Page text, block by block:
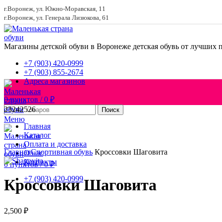
г.Воронеж, ул. Южно-Моравская, 11
г.Воронеж, ул. Генерала Лизюкова, 61
Магазины детской обуви в Воронеже детская обувь от лучших
+7 (903) 420-0999
+7 (903) 855-2674
Адреса магазинов
0пунктов / 0 ₽
Поиск
Меню
0пунктов / 0₽
Главная
Каталог
Оплата и доставка
О нас
Контакты
+7 (903) 420-0999
23242526
Увеличить
ГлавнаяСпортивная обувь Кроссовки Шаговита
Кроссовки Шаговита
2,500 ₽